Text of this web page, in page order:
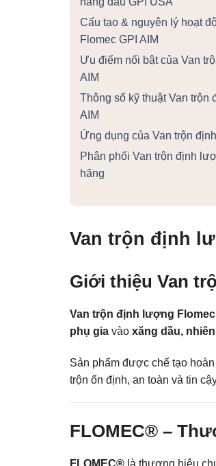
Cấu tạo & nguyên lý hoạt
Flomec GPI AIM
Ưu điểm nổi bật của Van
AIM
Thông số kỹ thuật Van trộn
AIM
Ứng dụng của Van trộn
Phân phối Van trộn định
hãng
Van trộn định
Giới thiệu Van
Van trộn định lượng Flomec
phụ gia vào xăng dầu,
Sản phẩm được chế tạo
trộn ổn định, an toàn và tin
FLOMEC® –
FLOMEC® là thương hiệu